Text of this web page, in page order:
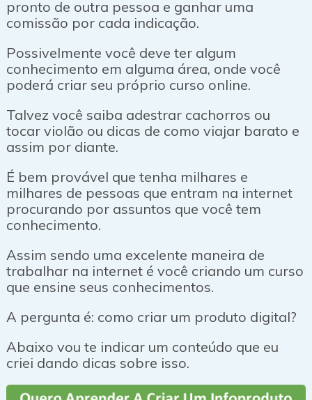
pronto de outra pessoa e ganhar uma
comissão por cada indicação.
Possivelmente você deve ter algum
conhecimento em alguma área, onde você
poderá criar seu próprio curso online.
Talvez você saiba adestrar cachorros ou
tocar violão ou dicas de como viajar barato e
assim por diante.
É bem provável que tenha milhares e
milhares de pessoas que entram na internet
procurando por assuntos que você tem
conhecimento.
Assim sendo uma excelente maneira de
trabalhar na internet é você criando um curso
que ensine seus conhecimentos.
A pergunta é: como criar um produto digital?
Abaixo vou te indicar um conteúdo que eu
criei dando dicas sobre isso.